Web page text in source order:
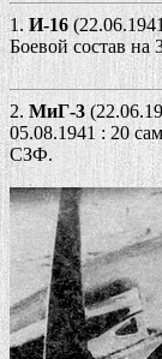
1.И-16
Боевой состав
2. МиГ-3
05.08.1941 : 20
СЗФ.